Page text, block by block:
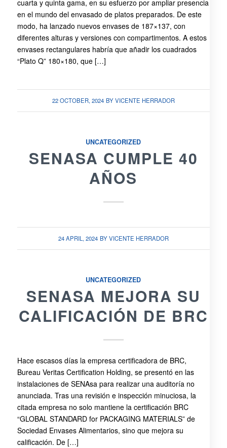
cuarta y quinta gama, en su esfuerzo por ampliar presencia
en el mundo del envasado de platos preparados. De este
modo, ha lanzado nuevos envases de 187×137, con
diferentes alturas y versiones con compartimentos. A estos
envases rectangulares habría que añadir los cuadrados
“Plato Q” 180×180, que […]
22 OCTOBER, 2024 BYVICENTE HERRADOR
UNCATEGORIZED
SENASA CUMPLE 40
AÑOS
24 APRIL, 2024 BYVICENTE HERRADOR
UNCATEGORIZED
SENASA MEJORA SU
CALIFICACIÓN DE BRC
Hace escasos días la empresa certificadora de BRC,
Bureau Veritas Certification Holding, se presentó en las
instalaciones de SENAsa para realizar una auditoría no
anunciada. Tras una revisión e inspección minuciosa, la
citada empresa no solo mantiene la certificación BRC
“GLOBAL STANDARD for PACKAGING MATERIALS” de
Sociedad Envases Alimentarios, sino que mejora su
calificación. De […]